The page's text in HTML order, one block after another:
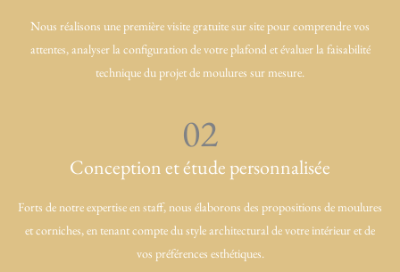
Nous réalisons une première visite gratuite sur site pour comprendre vos
attentes, analyser la configuration de votre plafond et évaluer la faisabilité
technique du projet de moulures sur mesure.
02
Conception et étude personnalisée
Forts de notre expertise en staff, nous élaborons des propositions de moulures
et corniches, en tenant compte du style architectural de votre intérieur et de
vos préférences esthétiques.